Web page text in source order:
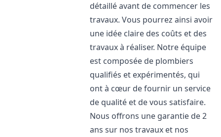
détaillé avant de commencer les
travaux. Vous pourrez ainsi avoir
une idée claire des coûts et des
travaux à réaliser. Notre équipe
est composée de plombiers
qualifiés et expérimentés, qui
ont à cœur de fournir un service
de qualité et de vous satisfaire.
Nous offrons une garantie de 2
ans sur nos travaux et nos